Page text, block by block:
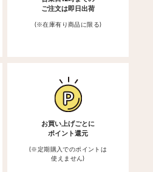
ご注文は即日出荷
(※在庫有り商品に限る)
お買い上げごとに
ポイント還元
(※定期購入でのポイントは
使えません)